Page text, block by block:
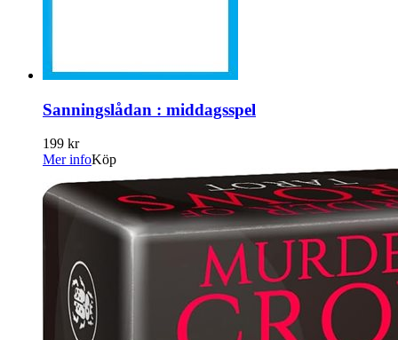
Sanningslådan : middagsspel
199 kr
Mer infoKöp